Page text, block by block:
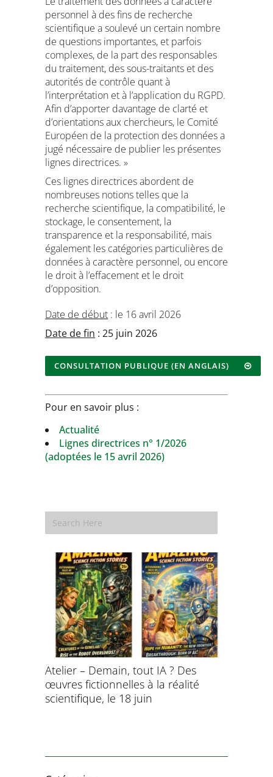
personnel à des fins de recherche
scientifique a soulevé un certain nombre
de questions importantes, et parfois
complexes, de la part des responsables
du traitement, des sous-traitants et des
autorités de contrôle quant à
l’interprétation et à l’application du RGPD.
Afin d’apporter davantage de clarté et
d’orientations aux chercheurs, le Comité
Européen de la protection des données a
jugé nécessaire de publier les présentes
lignes directrices. »
Ces lignes directrices abordent de
nombreuses notions telles que la
recherche scientifique, la compatibilité, le
stockage, le consentement, la
transparence et la responsabilité, mais
également les catégories particulières de
données à caractère personnel, ou encore
le droit à l’effacement et le droit
d’opposition.
Date de début : le 16 avril 2026
Date de fin : 25 juin 2026
CONSULTATION PUBLIQUE (EN ANGLAIS)
Pour en savoir plus :
Actualité
Lignes directrices n° 1/2026
(adoptées le 15 avril 2026)
Atelier – Demain, tout IA ? Des
œuvres fictionnelles à la réalité
scientifique, le 18 juin